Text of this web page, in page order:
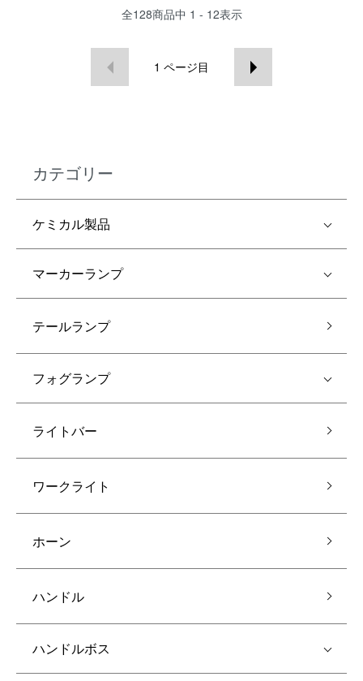
全128商品中 1 - 12表示
1 ページ目
カテゴリー
ケミカル製品
マーカーランプ
テールランプ
フォグランプ
ライトバー
ワークライト
ホーン
ハンドル
ハンドルボス